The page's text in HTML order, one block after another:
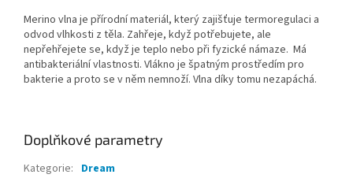
Merino vlna je přírodní materiál, který zajišťuje termoregulaci a
odvod vlhkosti z těla. Zahřeje, když potřebujete, ale
nepřehřejete se, když je teplo nebo při fyzické námaze. Má
antibakteriální vlastnosti. Vlákno je špatným prostředím pro
bakterie a proto se v něm nemnoží. Vlna díky tomu nezapáchá.
Doplňkové parametry
Kategorie: Dream